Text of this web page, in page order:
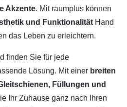
Akzente. Mit raumplus können
und Funktionalität Hand
das Leben zu erleichtern.
finden Sie für jede
Lösung. Mit einer breiten
Füllungen und
Ihr Zuhause ganz nach Ihren